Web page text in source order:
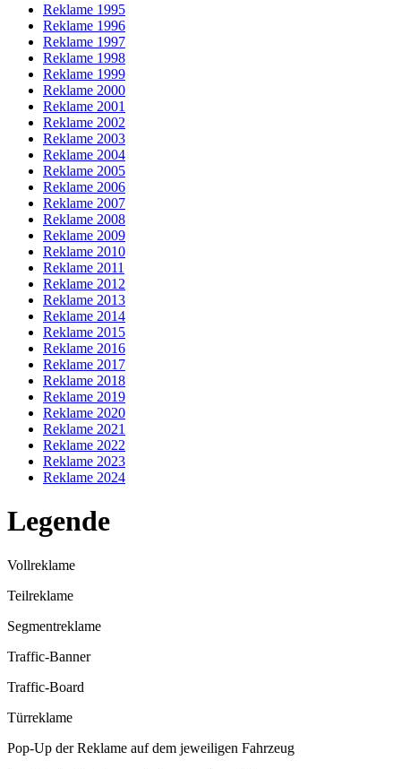
Reklame 1995
Reklame 1996
Reklame 1997
Reklame 1998
Reklame 1999
Reklame 2000
Reklame 2001
Reklame 2002
Reklame 2003
Reklame 2004
Reklame 2005
Reklame 2006
Reklame 2007
Reklame 2008
Reklame 2009
Reklame 2010
Reklame 2011
Reklame 2012
Reklame 2013
Reklame 2014
Reklame 2015
Reklame 2016
Reklame 2017
Reklame 2018
Reklame 2019
Reklame 2020
Reklame 2021
Reklame 2022
Reklame 2023
Reklame 2024
Legende
Vollreklame
Teilreklame
Segmentreklame
Traffic-Banner
Traffic-Board
Türreklame
Pop-Up der Reklame auf dem jeweiligen Fahrzeug